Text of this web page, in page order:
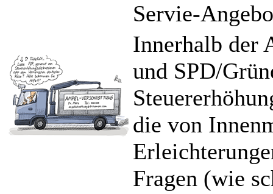
Servie-
Innerhalb der
und SPD/
die von
Fragen (wie